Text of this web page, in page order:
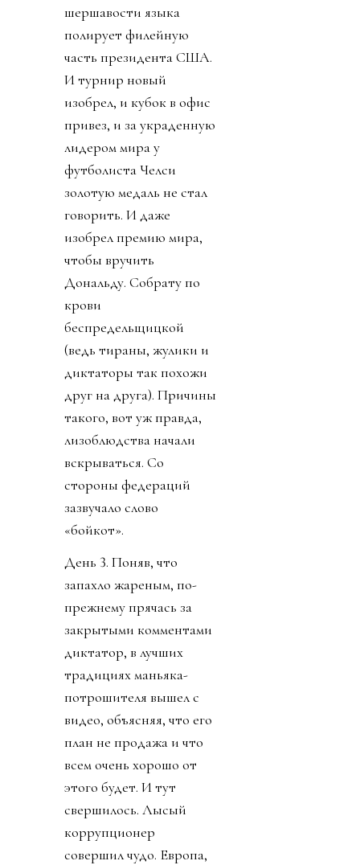
шершавости языка
полирует филейную
часть президента США.
И турнир новый
изобрел, и кубок в офис
привез, и за украденную
лидером мира у
футболиста Челси
золотую медаль не стал
говорить. И даже
изобрел премию мира,
чтобы вручить
Дональду. Собрату по
крови
беспредельщицкой
(ведь тираны, жулики и
диктаторы так похожи
друг на друга). Причины
такого, вот уж правда,
лизоблюдства начали
вскрываться. Со
стороны федераций
зазвучало слово
«бойкот».
День 3. Поняв, что
запахло жареным, по-
прежнему прячась за
закрытыми комментами
диктатор, в лучших
традициях маньяка-
потрошителя вышел с
видео, объясняя, что его
план не продажа и что
всем очень хорошо от
этого будет. И тут
свершилось. Лысый
коррупционер
совершил чудо. Европа,